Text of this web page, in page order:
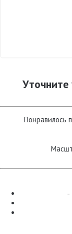
Понравилось
-